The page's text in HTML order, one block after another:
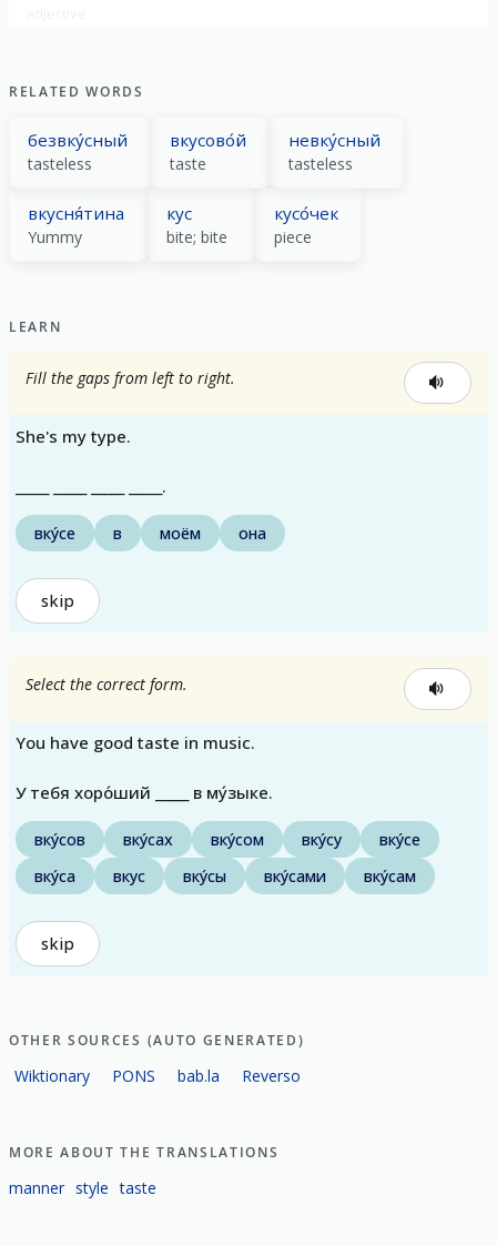
RELATED WORDS
безвку́сный
tasteless
вкусово́й
taste
невку́сный
tasteless
вкусня́тина
Yummy
кус
bite; bite
кусо́чек
piece
LEARN
Fill the gaps from left to right.
She's my type.
_____ _____ _____ _____.
вку́се в моём она
skip
Select the correct form.
You have good taste in music.
У тебя хоро́ший _____ в му́зыке.
вку́сов вку́сах вку́сом вку́су
вку́се
вку́са
вкус вку́сы вку́сами вку́сам
skip
OTHER SOURCES (AUTO GENERATED)
Wiktionary PONS bab.la Reverso
MORE ABOUT THE TRANSLATIONS
manner style taste